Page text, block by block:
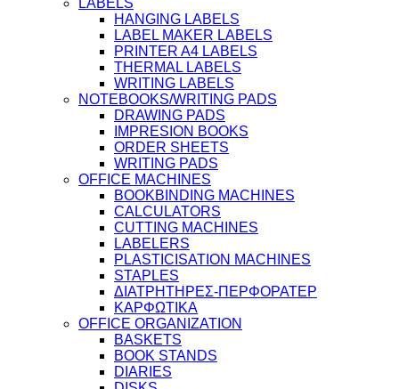
LABELS
HANGING LABELS
LABEL MAKER LABELS
PRINTER A4 LABELS
THERMAL LABELS
WRITING LABELS
NOTEBOOKS/WRITING PADS
DRAWING PADS
IMPRESION BOOKS
ORDER SHEETS
WRITING PADS
OFFICE MACHINES
BOOKBINDING MACHINES
CALCULATORS
CUTTING MACHINES
LABELERS
PLASTICISATION MACHINES
STAPLES
ΔΙΑΤΡΗΤΗΡΕΣ-ΠΕΡΦΟΡΑΤΕΡ
ΚΑΡΦΩΤΙΚΑ
OFFICE ORGANIZATION
BASKETS
BOOK STANDS
DIARIES